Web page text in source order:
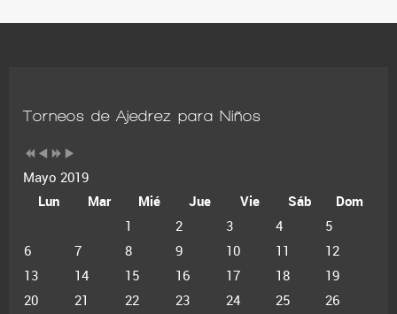
Torneos de Ajedrez para Niños
Mayo 2019
Lun
Mar Mié Jue Vie Sáb
Dom
1
2 3 4
5
6
7 8 9 10 11
12
13
14 15 16 17 18
19
20
21 22 23 24 25
26